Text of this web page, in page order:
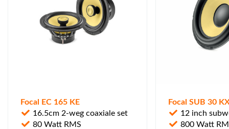
Focal EC 165 KE
16.5cm 2-weg coaxiale set
80 Watt RMS
Focal SUB 30
12 inch
800 Watt